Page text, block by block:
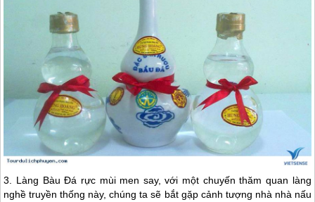
3. Làng Bàu Đá rực mùi men say, với một chuyến thăm quan làng
nghề truyền thống này, chúng ta sẽ bắt gặp cảnh tượng nhà nhà nấu